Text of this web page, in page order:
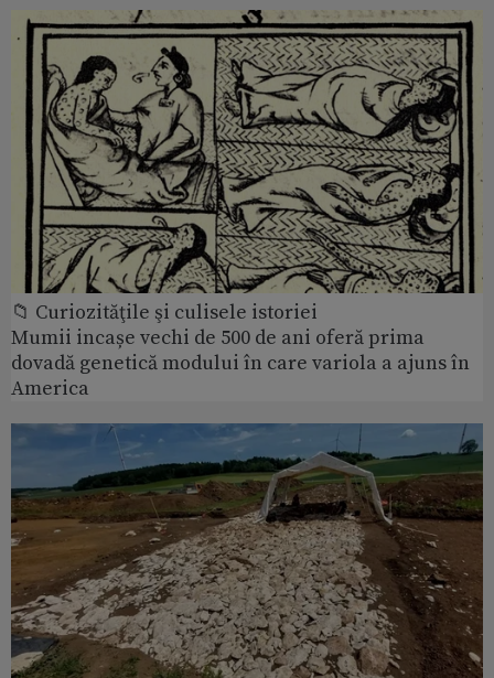
📁 Curiozităţile şi culisele istoriei
Mumii incașe vechi de 500 de ani oferă prima
dovadă genetică modului în care variola a ajuns în
America